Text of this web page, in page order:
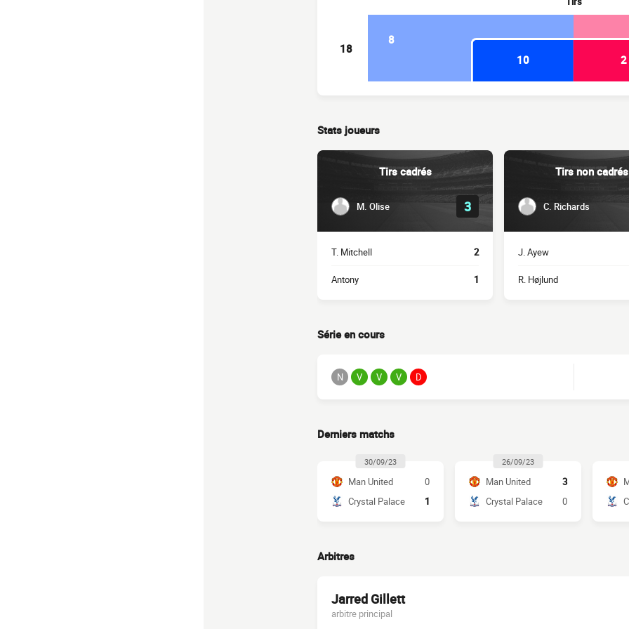
18
8
10
2
Stats joueurs
Tirs cadrés
M. Olise 3
T. Mitchell 2
Antony 1
Tirs non cadrés
C. Richards
J. Ayew
R. Højlund
Série en cours
N V V V D
Derniers matchs
30/09/23
Man United
0
Crystal Palace
1
26/09/23
Man United
3
Crystal Palace
0
Arbitres
Jarred Gillett
arbitre principal